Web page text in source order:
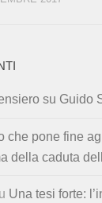
su Guido
che pone fine
della caduta
Una tesi forte: